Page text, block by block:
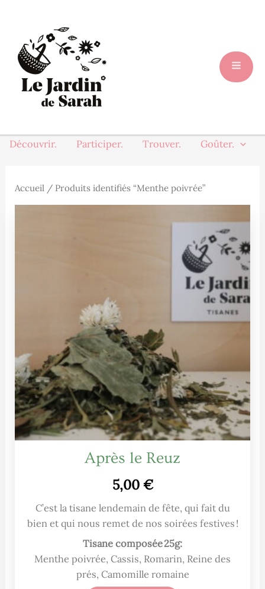
contenu
Découvrir. Participer. Trouver. Goûter.
Accueil / Produits identifiés “Menthe poivrée”
Après le Reuz
5,00 €
C’est la tisane lendemain de fête, qui fait du
bien et qui nous remet de nos soirées festives !
Tisane composée 25g:
Menthe poivrée, Cassis, Romarin, Reine des
prés, Camomille romaine